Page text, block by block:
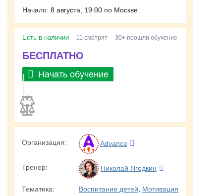
Начало: 8 августа, 19:00 по Москве
Есть в наличии 11 смотрят 30+ прошли обучение
БЕСПЛАТНО
Начать обучение
Организация: Advance
Тренер: Николай Ягодкин
Тематика: Воспитание детей
Мотивация